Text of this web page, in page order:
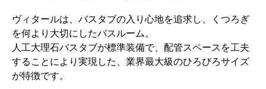
ヴィタールは、バスタブの入り心地を追求し、くつろぎ
を何より大切にしたバスルーム。
人工大理石バスタブが標準装備で、配管スペースを工夫
することにより実現した、業界最大級のひろびろサイズ
が特徴です。